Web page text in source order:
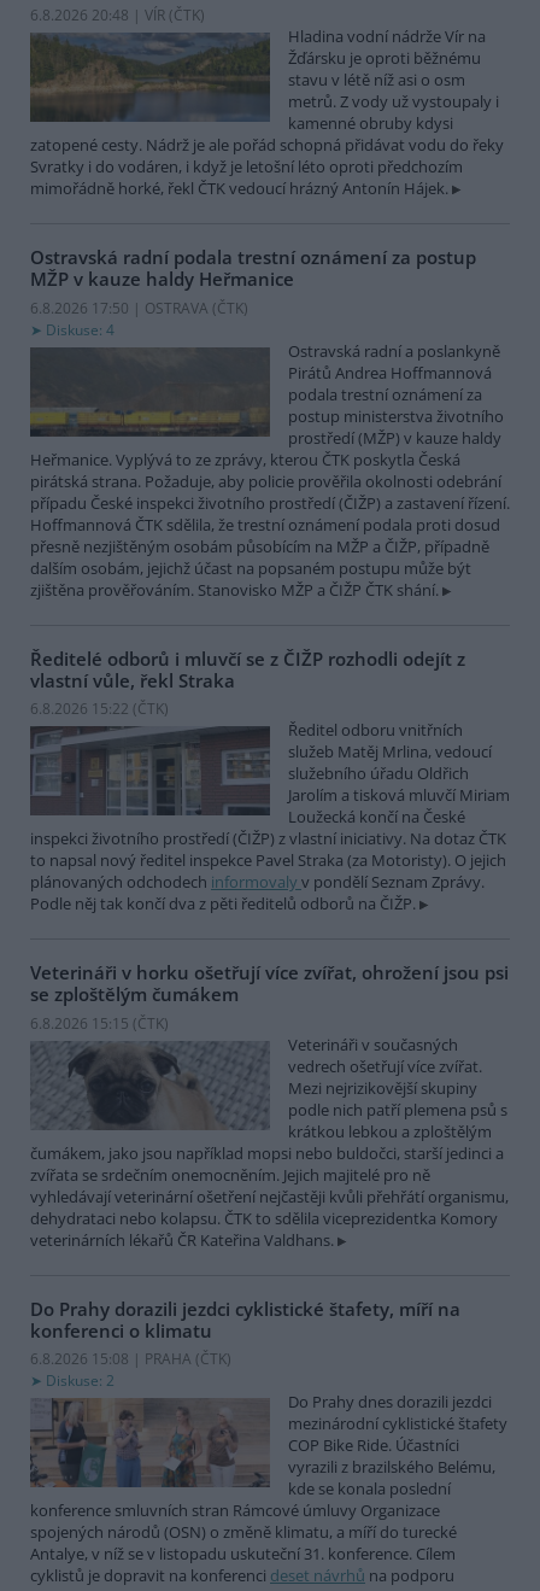
6.8.2026 20:48 | VÍR (ČTK)
Hladina vodní nádrže Vír na
Žďársku je oproti běžnému
stavu v létě níž asi o osm
metrů. Z vody už vystoupaly i
kamenné obruby kdysi
zatopené cesty. Nádrž je ale pořád schopná přidávat vodu do řeky
Svratky i do vodáren, i když je letošní léto oproti předchozím
mimořádně horké, řekl ČTK vedoucí hrázný Antonín Hájek.
Ostravská radní podala trestní oznámení za postup
MŽP v kauze haldy Heřmanice
6.8.2026 17:50 | OSTRAVA (ČTK)
Diskuse: 4
Ostravská radní a poslankyně
Pirátů Andrea Hoffmannová
podala trestní oznámení za
postup ministerstva životního
prostředí (MŽP) v kauze haldy
Heřmanice. Vyplývá to ze zprávy, kterou ČTK poskytla Česká
pirátská strana. Požaduje, aby policie prověřila okolnosti odebrání
případu České inspekci životního prostředí (ČIŽP) a zastavení řízení.
Hoffmannová ČTK sdělila, že trestní oznámení podala proti dosud
přesně nezjištěným osobám působícím na MŽP a ČIŽP, případně
dalším osobám, jejichž účast na popsaném postupu může být
zjištěna prověřováním. Stanovisko MŽP a ČIŽP ČTK shání.
Ředitelé odborů i mluvčí se z ČIŽP rozhodli odejít z
vlastní vůle, řekl Straka
6.8.2026 15:22 (ČTK)
Ředitel odboru vnitřních
služeb Matěj Mrlina, vedoucí
služebního úřadu Oldřich
Jarolím a tisková mluvčí Miriam
Loužecká končí na České
inspekci životního prostředí (ČIŽP) z vlastní iniciativy. Na dotaz ČTK
to napsal nový ředitel inspekce Pavel Straka (za Motoristy). O jejich
plánovaných odchodech informovaly v pondělí Seznam Zprávy.
Podle něj tak končí dva z pěti ředitelů odborů na ČIŽP.
Veterináři v horku ošetřují více zvířat, ohrožení jsou psi
se zploštělým čumákem
6.8.2026 15:15 (ČTK)
Veterináři v současných
vedrech ošetřují více zvířat.
Mezi nejrizikovější skupiny
podle nich patří plemena psů s
krátkou lebkou a zploštělým
čumákem, jako jsou například mopsi nebo buldočci, starší jedinci a
zvířata se srdečním onemocněním. Jejich majitelé pro ně
vyhledávají veterinární ošetření nejčastěji kvůli přehřátí organismu,
dehydrataci nebo kolapsu. ČTK to sdělila viceprezidentka Komory
veterinárních lékařů ČR Kateřina Valdhans.
Do Prahy dorazili jezdci cyklistické štafety, míří na
konferenci o klimatu
6.8.2026 15:08 | PRAHA (ČTK)
Diskuse: 2
Do Prahy dnes dorazili jezdci
mezinárodní cyklistické štafety
COP Bike Ride. Účastníci
vyrazili z brazilského Belému,
kde se konala poslední
konference smluvních stran Rámcové úmluvy Organizace
spojených národů (OSN) o změně klimatu, a míří do turecké
Antalye, v níž se v listopadu uskuteční 31. konference. Cílem
cyklistů je dopravit na konferenci deset návrhů na podporu